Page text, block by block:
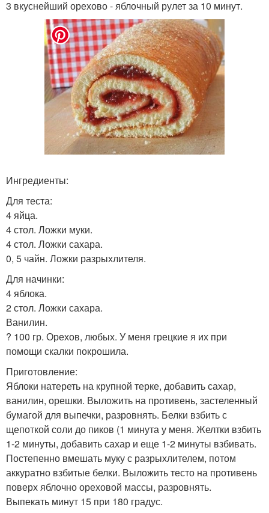
3 вкуснейший орехово - яблочный рулет за 10 минут.
Ингредиенты:
Для теста:
4 яйца.
4 стол. Ложки муки.
4 стол. Ложки сахара.
0, 5 чайн. Ложки разрыхлителя.
Для начинки:
4 яблока.
2 стол. Ложки сахара.
Ванилин.
? 100 гр. Орехов, любых. У меня грецкие я их при
помощи скалки покрошила.
Приготовление:
Яблоки натереть на крупной терке, добавить сахар,
ванилин, орешки. Выложить на противень, застеленный
бумагой для выпечки, разровнять. Белки взбить с
щепоткой соли до пиков (1 минута у меня. Желтки взбить
1-2 минуты, добавить сахар и еще 1-2 минуты взбивать.
Постепенно вмешать муку с разрыхлителем, потом
аккуратно взбитые белки. Выложить тесто на противень
поверх яблочно ореховой массы, разровнять.
Выпекать минут 15 при 180 градус.